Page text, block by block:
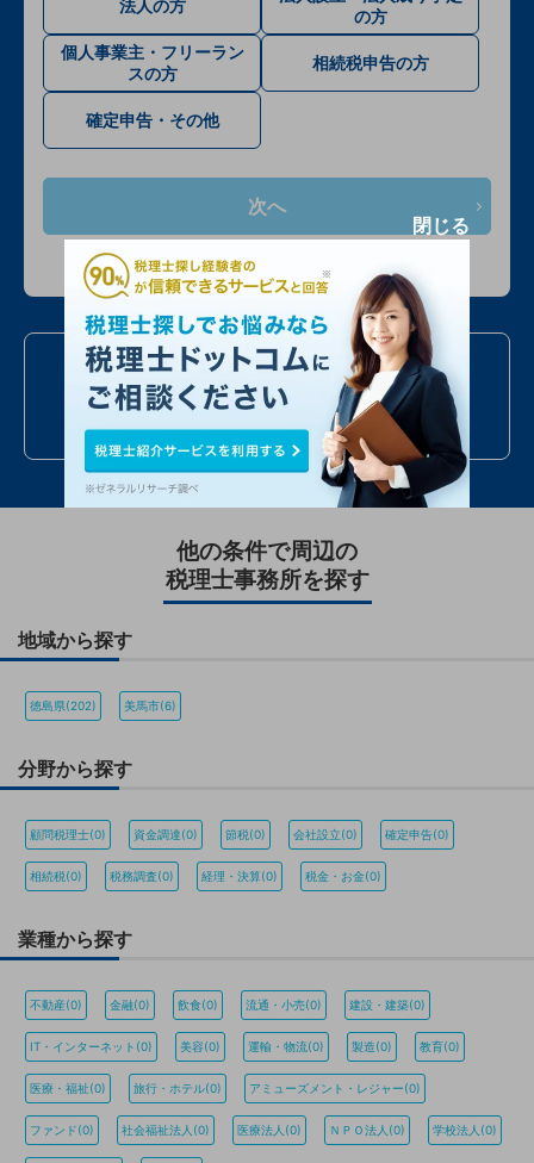
法人の方
の方
個人事業主・フリーラン
スの方
相続税申告の方
確定申告・その他
次へ
入力情報は公開されません
お電話での問い合わせ
050 7586 6224
全国対応 最短当日
他の条件で周辺の
税理士事務所を探す
地域から探す
徳島県(202) 美馬市(6)
分野から探す
顧問税理士(0) 資金調達(0) 節税(0) 会社設立(0) 確定申告(0)
相続税(0) 税務調査(0) 経理・決算(0) 税金・お金(0)
業種から探す
不動産(0) 金融(0) 飲食(0) 流通・小売(0) 建設・建築(0)
IT・インターネット(0) 美容(0) 運輸・物流(0) 製造(0) 教育(0)
医療・福祉(0) 旅行・ホテル(0) アミューズメント・レジャー(0)
ファンド(0) 社会福祉法人(0) 医療法人(0) ＮＰＯ法人(0) 学校法人(0)
閉じる